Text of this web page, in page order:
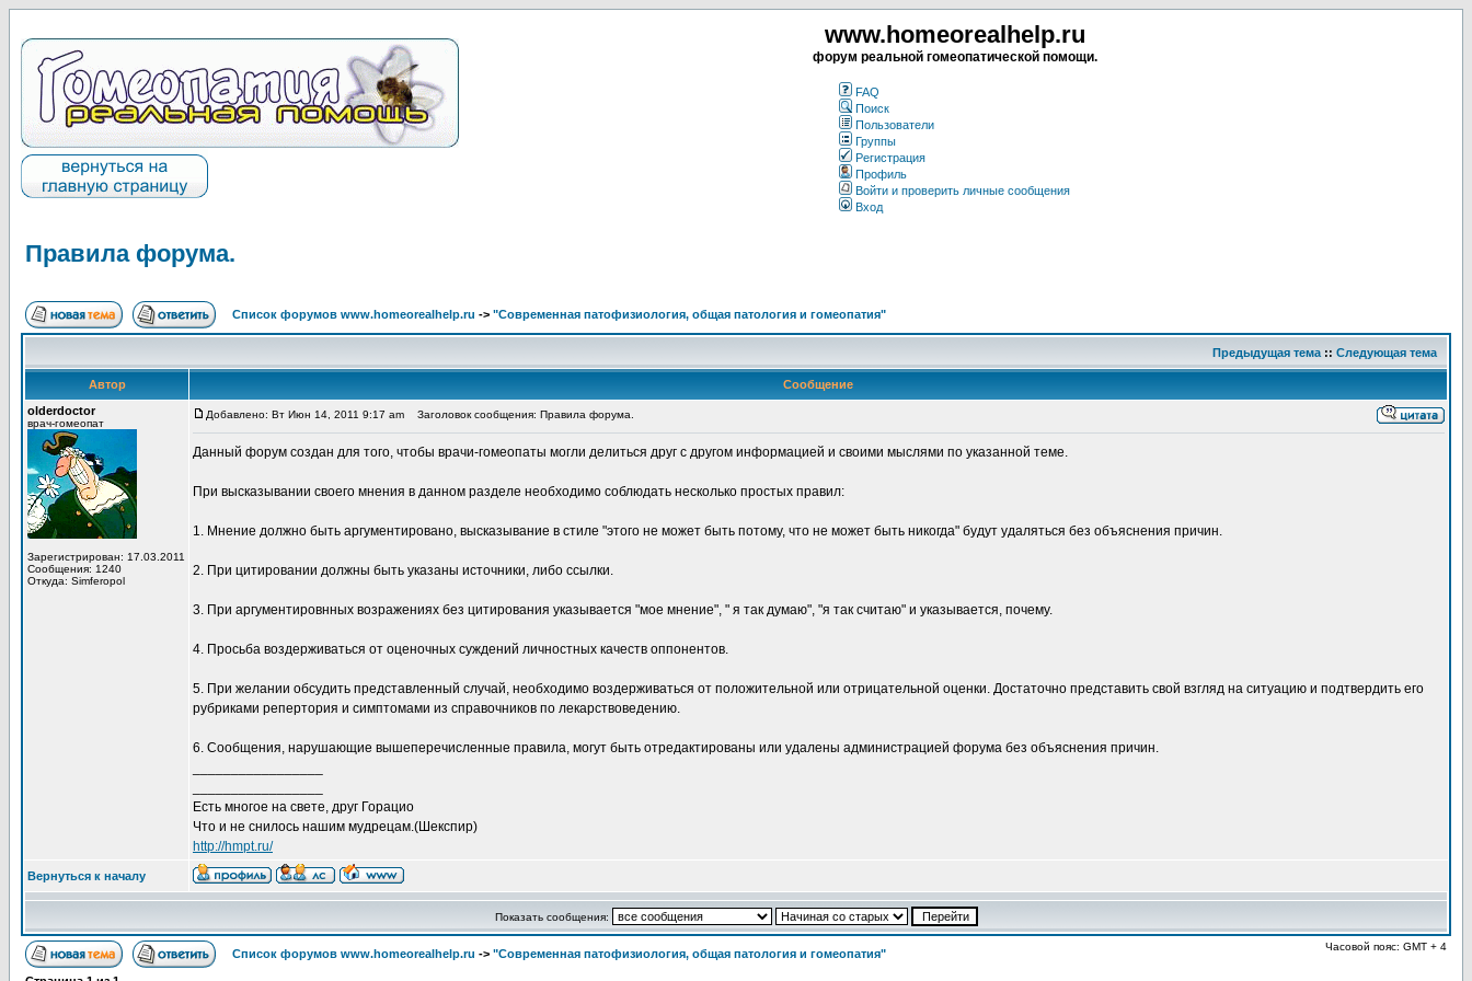
www.homeorealhelp.ru
форум реальной гомеопатической помощи.
FAQ
Поиск
Пользователи
Группы
Регистрация
Профиль
Войти и проверить личные сообщения
Вход
Правила форума.
Список форумов www.homeorealhelp.ru -> "Современная патофизиология, общая патология и гомеопатия"
Предыдущая тема :: Следующая тема
Автор
Сообщение
olderdoctor
врач-гомеопат
Зарегистрирован: 17.03.2011
Сообщения: 1240
Откуда: Simferopol
Добавлено: Вт Июн 14, 2011 9:17 am Заголовок сообщения: Правила форума.
Данный форум создан для того, чтобы врачи-гомеопаты могли делиться друг с другом информацией и своими мыслями по указанной теме.
При высказывании своего мнения в данном разделе необходимо соблюдать несколько простых правил:
1. Мнение должно быть аргументировано, высказывание в стиле "этого не может быть потому, что не может быть никогда" будут удаляться без объяснения причин.
2. При цитировании должны быть указаны источники, либо ссылки.
3. При аргументировнных возражениях без цитирования указывается "мое мнение", " я так думаю", "я так считаю" и указывается, почему.
4. Просьба воздерживаться от оценочных суждений личностных качеств оппонентов.
5. При желании обсудить представленный случай, необходимо воздерживаться от положительной или отрицательной оценки. Достаточно представить свой взгляд на ситуацию и подтвердить его
рубриками репертория и симптомами из справочников по лекарствоведению.
6. Сообщения, нарушающие вышеперечисленные правила, могут быть отредактированы или удалены администрацией форума без объяснения причин.
Есть многое на свете, друг Горацио
Что и не снилось нашим мудрецам.(Шекспир)
http://hmpt.ru/
Вернуться к началу
Показать сообщения:
Список форумов www.homeorealhelp.ru -> "Современная патофизиология, общая патология и гомеопатия"
Часовой пояс: GMT + 4